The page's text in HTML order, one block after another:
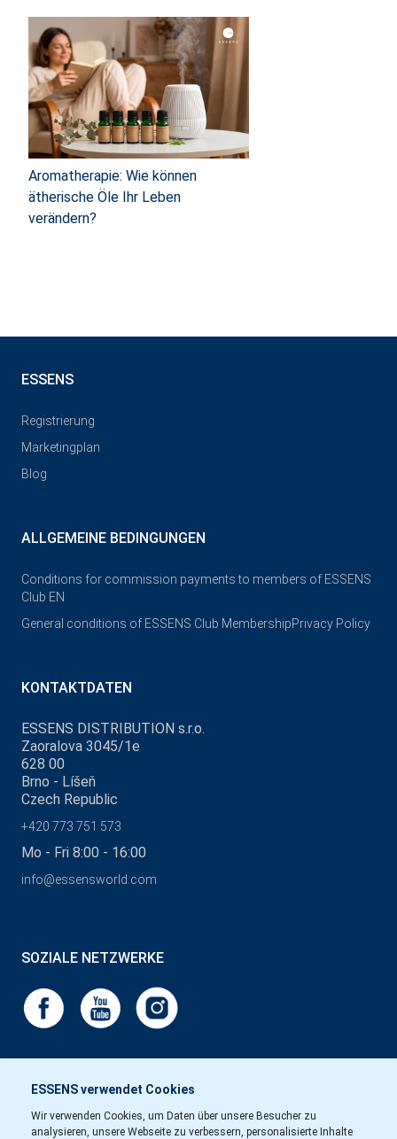
Aromatherapie: Wie können
ätherische Öle Ihr Leben
verändern?
ESSENS verwendet Cookies
Wir verwenden Cookies, um Daten über unsere Besucher zu
analysieren, unsere Webseite zu verbessern, personalisierte Inhalte
ESSENS
Registrierung
Marketingplan
Blog
ALLGEMEINE BEDINGUNGEN
Conditions for commission payments to members of ESSENS
Club EN
General conditions of ESSENS Club MembershipPrivacy Policy
KONTAKTDATEN
ESSENS DISTRIBUTION s.r.o.
Zaoralova 3045/1e
628 00
Brno - Líšeň
Czech Republic
+420 773 751 573
Mo - Fri 8:00 - 16:00
info@essensworld.com
SOZIALE NETZWERKE